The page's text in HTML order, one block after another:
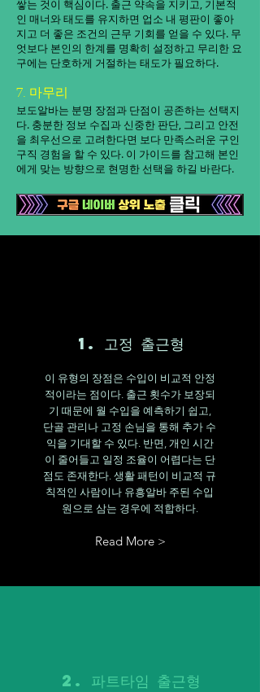
쌓는 것이 핵심이다. 출근 약속을 지키고, 기본적
인 매너와 태도를 유지하면 업소 내 평판이 좋아
지고 더 좋은 조건의 근무 기회를 얻을 수 있다. 무
엇보다 본인의 한계를 명확히 설정하고 무리한 요
구에는 단호하게 거절하는 태도가 필요하다.
7. 마무리
보도알바는 분명 장점과 단점이 공존하는 선택지
다. 충분한 정보 수집과 신중한 판단, 그리고 안전
을 최우선으로 고려한다면 보다 만족스러운 구인
구직 경험을 할 수 있다. 이 가이드를 참고해 본인
에게 맞는 방향으로 현명한 선택을 하길 바란다.
1. 고정 출근형
이 유형의 장점은 수입이 비교적 안정
적이라는 점이다. 출근 횟수가 보장되
기 때문에 월 수입을 예측하기 쉽고,
단골 관리나 고정 손님을 통해 추가 수
익을 기대할 수 있다. 반면, 개인 시간
이 줄어들고 일정 조율이 어렵다는 단
점도 존재한다. 생활 패턴이 비교적 규
칙적인 사람이나 유흥알바 주된 수입
원으로 삼는 경우에 적합하다.
Read More >
2. 파트타임 출근형